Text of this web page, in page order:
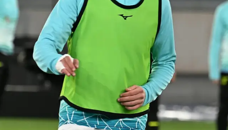
Formula 1
Tennis
Vela
SHOP LAZIO